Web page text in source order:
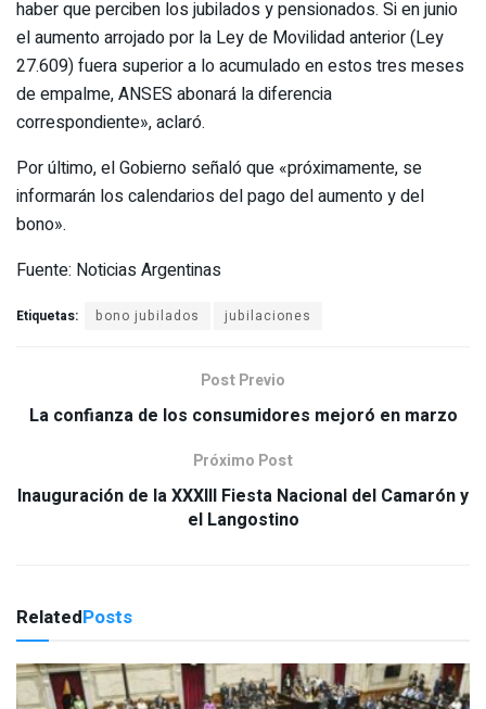
haber que perciben los jubilados y pensionados. Si en junio
el aumento arrojado por la Ley de Movilidad anterior (Ley
27.609) fuera superior a lo acumulado en estos tres meses
de empalme, ANSES abonará la diferencia
correspondiente», aclaró.
Por último, el Gobierno señaló que «próximamente, se
informarán los calendarios del pago del aumento y del
bono».
Fuente: Noticias Argentinas
Etiquetas: bono jubilados jubilaciones
Post Previo
La confianza de los consumidores mejoró en marzo
Próximo Post
Inauguración de la XXXIII Fiesta Nacional del Camarón y
el Langostino
RelatedPosts